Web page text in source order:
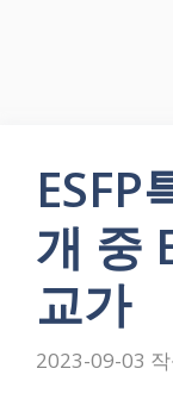
개 중
교가
2023-09-03